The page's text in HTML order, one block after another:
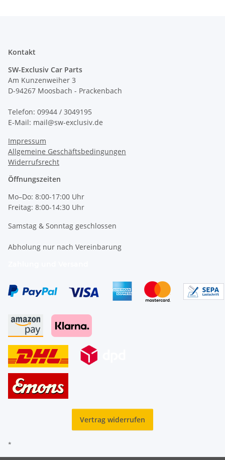
Kontakt
SW-Exclusiv Car Parts
Am Kunzenweiher 3
D-94267 Moosbach - Prackenbach
Telefon: 09944 / 3049195
E-Mail: mail@sw-exclusiv.de
Impressum
Allgemeine Geschäftsbedingungen
Widerrufsrecht
Öffnungszeiten
Mo–Do: 8:00-17:00 Uhr
Freitag: 8:00-14:30 Uhr
Samstag & Sonntag geschlossen
Abholung nur nach Vereinbarung
Vertrag widerrufen
*